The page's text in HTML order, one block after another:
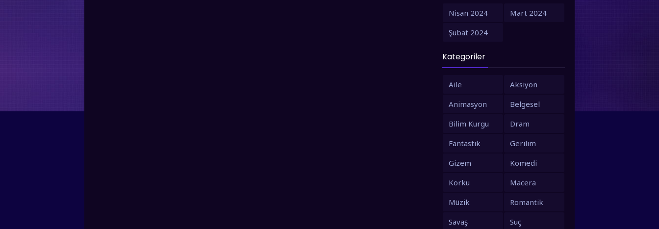
1993
1991
Nisan 2024
Mart 2024
Şubat 2024
Kategoriler
Aile
Aksiyon
Animasyon
Belgesel
Bilim Kurgu
Dram
Fantastik
Gerilim
Gizem
Komedi
Korku
Macera
Müzik
Romantik
Savaş
Suç